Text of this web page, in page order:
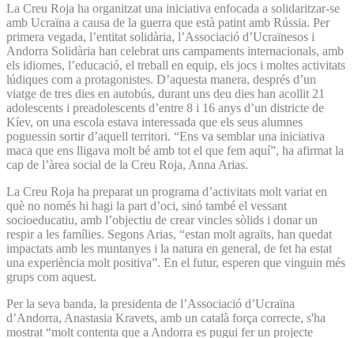
La Creu Roja ha organitzat una iniciativa enfocada a solidaritzar-se
amb Ucraïna a causa de la guerra que està patint amb Rússia. Per
primera vegada, l’entitat solidària, l’Associació d’Ucraïnesos i
Andorra Solidària han celebrat uns campaments internacionals, amb
els idiomes, l’educació, el treball en equip, els jocs i moltes activitats
lúdiques com a protagonistes. D’aquesta manera, després d’un
viatge de tres dies en autobús, durant uns deu dies han acollit 21
adolescents i preadolescents d’entre 8 i 16 anys d’un districte de
Kíev, on una escola estava interessada que els seus alumnes
poguessin sortir d’aquell territori. “Ens va semblar una iniciativa
maca que ens lligava molt bé amb tot el que fem aquí”, ha afirmat la
cap de l’àrea social de la Creu Roja, Anna Arias.
La Creu Roja ha preparat un programa d’activitats molt variat en
què no només hi hagi la part d’oci, sinó també el vessant
socioeducatiu, amb l’objectiu de crear vincles sòlids i donar un
respir a les famílies. Segons Arias, “estan molt agraïts, han quedat
impactats amb les muntanyes i la natura en general, de fet ha estat
una experiència molt positiva”. En el futur, esperen que vinguin més
grups com aquest.
Per la seva banda, la presidenta de l’Associació d’Ucraïna
d’Andorra, Anastasia Kravets, amb un català força correcte, s'ha
mostrat “molt contenta que a Andorra es pugui fer un projecte